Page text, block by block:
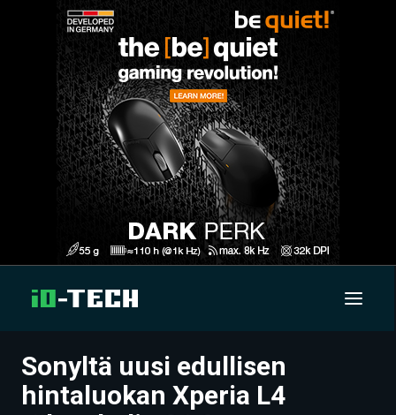
UUTISET
Sonyltä uusi edullisen
hintaluokan Xperia L4